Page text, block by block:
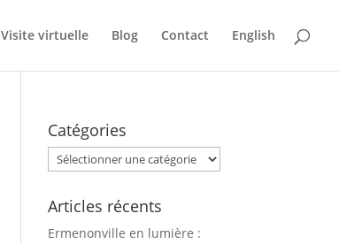
Visite virtuelle Blog Contact English
Catégories
Catégories
Articles récents
Ermenonville en lumière :